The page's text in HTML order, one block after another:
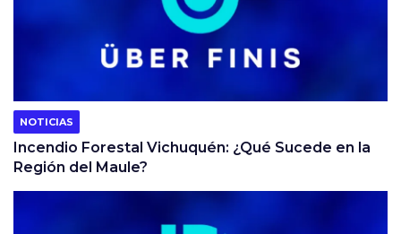
NOTICIAS
Incendio Forestal Vichuquén: ¿Qué Sucede en la
Región del Maule?